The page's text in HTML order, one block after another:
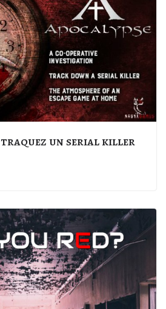
: traquez un serial killer